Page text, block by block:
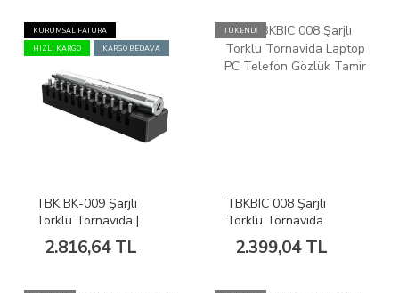
KURUMSAL FATURA
HIZLI KARGO
KARGO BEDAVA
TBK BK-009 Şarjlı
Torklu Tornavida |
Telefon Tablet Laptop
Tamir
2.816,64 TL
TÜKENDİ
TBKBIC 008 Şarjlı
Torklu Tornavida
Laptop PC Telefon
Gözlük Tamir
2.399,04 TL